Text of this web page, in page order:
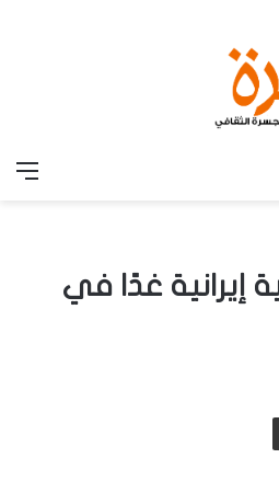
إيرانية غدًا في